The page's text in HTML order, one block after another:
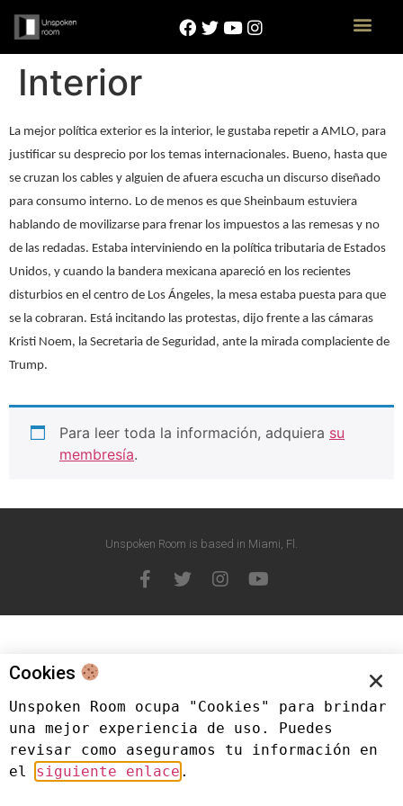
Interior
La mejor política exterior es la interior, le gustaba repetir a AMLO, para
justificar su desprecio por los temas internacionales. Bueno, hasta que
se cruzan los cables y alguien de afuera escucha un discurso diseñado
para consumo interno. Lo de menos es que Sheinbaum estuviera
hablando de movilizarse para frenar los impuestos a las remesas y no
de las redadas. Estaba interviniendo en la política tributaria de Estados
Unidos, y cuando la bandera mexicana apareció en los recientes
disturbios en el centro de Los Ángeles, la mesa estaba puesta para que
se la cobraran. Está incitando las protestas, dijo frente a las cámaras
Kristi Noem, la Secretaria de Seguridad, ante la mirada complaciente de
Trump.
Para leer toda la información, adquiera su
membresía.
Unspoken Room is based in Miami, Fl.
Cookies
Unspoken Room ocupa "Cookies" para brindar
una mejor experiencia de uso. Puedes
revisar como aseguramos tu información en
el siguiente enlace .